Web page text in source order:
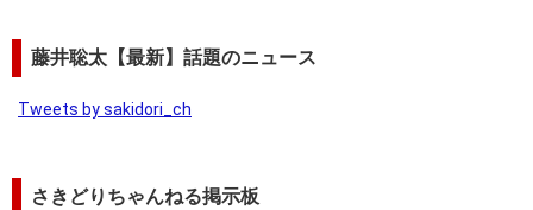
藤井聡太【最新】話題のニュース
Tweets by sakidori_ch
さきどりちゃんねる掲示板